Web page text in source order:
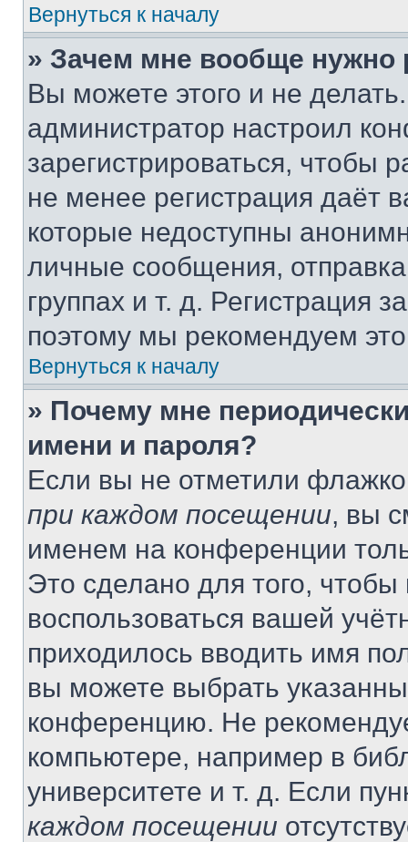
Вернуться к началу
» Зачем мне вообще нужно
Вы можете этого и не
администратор настроил
зарегистрироваться, чтобы
не менее регистрация даёт
которые недоступны
личные сообщения,
группах и т. д. Регистрация
поэтому мы рекомендуем
Вернуться к началу
» Почему мне
имени и пароля?
Если вы не отметили
при каждом посещении, вы
именем на конференции
Это сделано для того, чтобы
воспользоваться вашей
приходилось вводить имя
вы можете выбрать
конференцию. Не
компьютере, например в
университете и т. д. Если
каждом посещении